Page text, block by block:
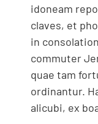
idoneam
claves, et
in
commuter
quae tam
ordinantur.
alicubi, ex